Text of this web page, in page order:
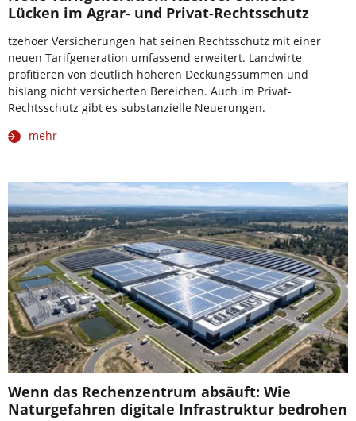
Lücken im Agrar- und Privat-Rechtsschutz
tzehoer Versicherungen hat seinen Rechtsschutz mit einer
neuen Tarifgeneration umfassend erweitert. Landwirte
profitieren von deutlich höheren Deckungssummen und
bislang nicht versicherten Bereichen. Auch im Privat-
Rechtsschutz gibt es substanzielle Neuerungen.
mehr
Wenn das Rechenzentrum absäuft: Wie
Naturgefahren digitale Infrastruktur bedrohen